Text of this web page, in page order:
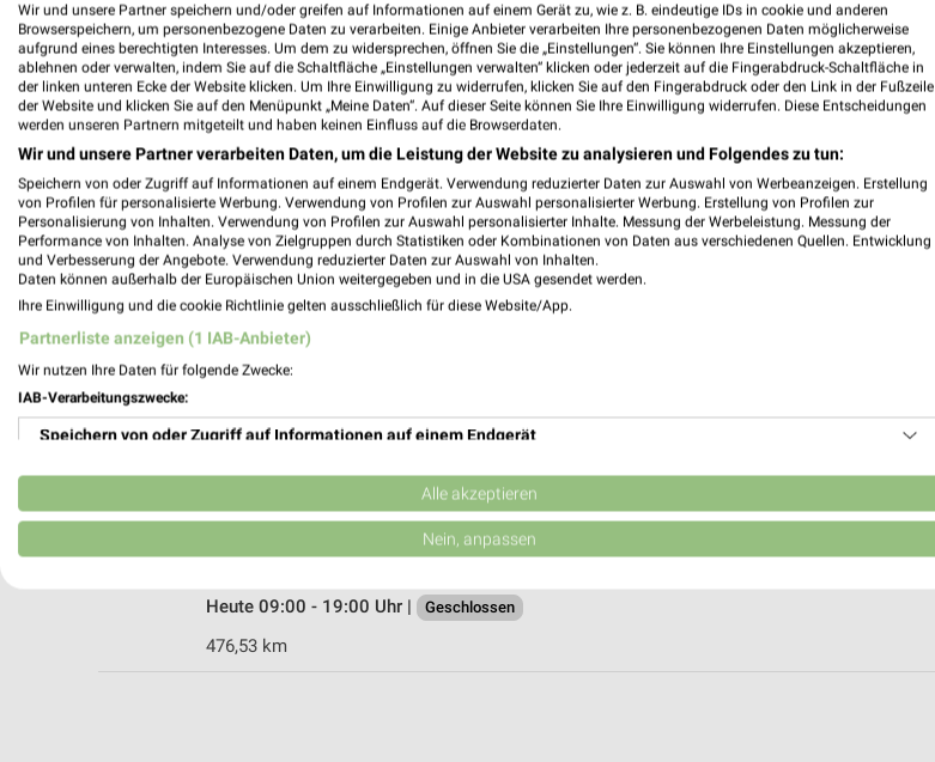
Apollo Köln
Severinstr. 34
50678 Köln
477,98 km
Apollo Köln
Heute 09:00 - 19:00 Uhr |
Geschlossen
476,53 km
Wir und unsere Partner speichern und/oder greifen auf Informationen auf einem Gerät zu, wie z. B. eindeutige IDs in cookie und anderen
Browserspeichern, um personenbezogene Daten zu verarbeiten. Einige Anbieter verarbeiten Ihre personenbezogenen Daten möglicherweise
aufgrund eines berechtigten Interesses. Um dem zu widersprechen, öffnen Sie die „Einstellungen“. Sie können Ihre Einstellungen akzeptieren,
ablehnen oder verwalten, indem Sie auf die Schaltfläche „Einstellungen verwalten“ klicken oder jederzeit auf die Fingerabdruck-Schaltfläche in
der linken unteren Ecke der Website klicken. Um Ihre Einwilligung zu widerrufen, klicken Sie auf den Fingerabdruck oder den Link in der Fußzeile
der Website und klicken Sie auf den Menüpunkt „Meine Daten“. Auf dieser Seite können Sie Ihre Einwilligung widerrufen. Diese Entscheidungen
werden unseren Partnern mitgeteilt und haben keinen Einfluss auf die Browserdaten.
Wir und unsere Partner verarbeiten Daten, um die Leistung der Website zu analysieren und Folgendes zu tun:
Speichern von oder Zugriff auf Informationen auf einem Endgerät. Verwendung reduzierter Daten zur Auswahl von Werbeanzeigen. Erstellung
von Profilen für personalisierte Werbung. Verwendung von Profilen zur Auswahl personalisierter Werbung. Erstellung von Profilen zur
Personalisierung von Inhalten. Verwendung von Profilen zur Auswahl personalisierter Inhalte. Messung der Werbeleistung. Messung der
Performance von Inhalten. Analyse von Zielgruppen durch Statistiken oder Kombinationen von Daten aus verschiedenen Quellen. Entwicklung
und Verbesserung der Angebote. Verwendung reduzierter Daten zur Auswahl von Inhalten.
Daten können außerhalb der Europäischen Union weitergegeben und in die USA gesendet werden.
Ihre Einwilligung und die cookie Richtlinie gelten ausschließlich für diese Website/App.
Partnerliste anzeigen (1 IAB-Anbieter)
Wir nutzen Ihre Daten für folgende Zwecke:
IAB-Verarbeitungszwecke:
Speichern von oder Zugriff auf Informationen auf einem Endgerät
Verwendung reduzierter Daten zur Auswahl von Werbeanzeigen
Erstellung von Profilen für personalisierte Werbung
Alle akzeptieren
Nein, anpassen